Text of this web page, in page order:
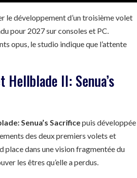
le développement d’un troisième volet
pour 2027 sur consoles et PC.
opus, le studio indique que l’attente
Hellblade II: Senua’s
Senua’s Sacrificepuis développée
des deux premiers volets et
place dans une vision fragmentée du
les êtres qu’elle a perdus.